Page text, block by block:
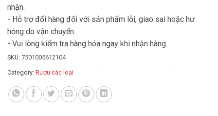
nhận.
- Hỗ trợ đổi hàng đối với sản phẩm lỗi, giao sai hoặc hư
hỏng do vận chuyển.
- Vui lòng kiểm tra hàng hóa ngay khi nhận hàng.
SKU: 7501005612104
Category: Rượu các loại